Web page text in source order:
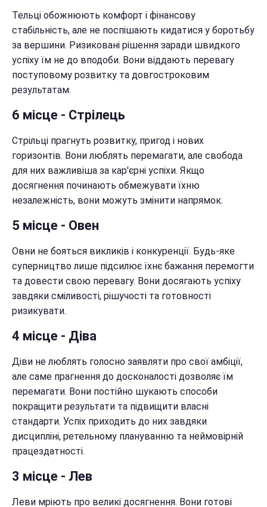
Тельці обожнюють комфорт і фінансову
стабільність, але не поспішають кидатися у боротьбу
за вершини. Ризиковані рішення заради швидкого
успіху їм не до вподоби. Вони віддають перевагу
поступовому розвитку та довгостроковим
результатам.
6 місце - Стрілець
Стрільці прагнуть розвитку, пригод і нових
горизонтів. Вони люблять перемагати, але свобода
для них важливіша за кар'єрні успіхи. Якщо
досягнення починають обмежувати їхню
незалежність, вони можуть змінити напрямок.
5 місце - Овен
Овни не бояться викликів і конкуренції. Будь-яке
суперництво лише підсилює їхнє бажання перемогти
та довести свою перевагу. Вони досягають успіху
завдяки сміливості, рішучості та готовності
ризикувати.
4 місце - Діва
Діви не люблять голосно заявляти про свої амбіції,
але саме прагнення до досконалості дозволяє їм
перемагати. Вони постійно шукають способи
покращити результати та підвищити власні
стандарти. Успіх приходить до них завдяки
дисципліні, ретельному плануванню та неймовірній
працездатності.
3 місце - Лев
Леви мріють про великі досягнення. Вони готові